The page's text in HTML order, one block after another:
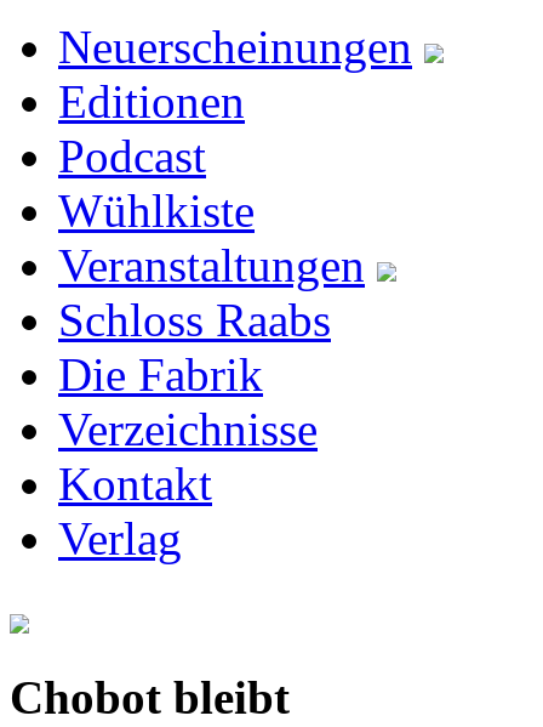
Neuerscheinungen
Editionen
Podcast
Wühlkiste
Veranstaltungen
Schloss Raabs
Die Fabrik
Verzeichnisse
Kontakt
Verlag
Chobot bleibt